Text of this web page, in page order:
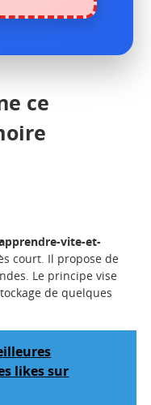
ce
vite-et-
court. Il propose de
Le principe vise
de quelques
likes sur